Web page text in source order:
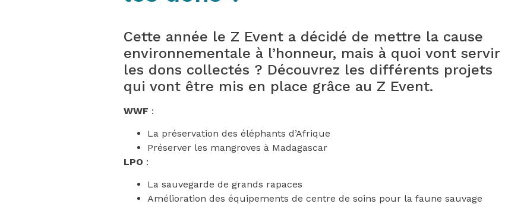
Cette année le Z Event a décidé de mettre la cause
environnementale à l’honneur, mais à quoi vont servir
les dons collectés ? Découvrez les différents projets
qui vont être mis en place grâce au Z Event.
WWF :
La préservation des éléphants d’Afrique
Préserver les mangroves à Madagascar
LPO :
La sauvegarde de grands rapaces
Amélioration des équipements de centre de soins pour la faune sauvage